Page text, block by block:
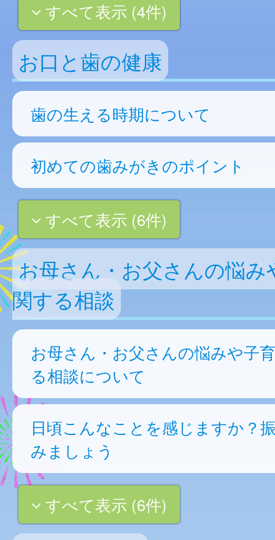
すべて表示 (4件)
お口と歯の健康
歯の生える時期について
初めての歯みがきのポイント
すべて表示 (6件)
お母さん・お父さんの悩み
関する相談
お母さん・お父さんの悩みや子
る相談について
日頃こんなことを感じますか？
みましょう
すべて表示 (6件)